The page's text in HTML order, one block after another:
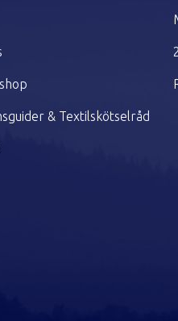
& Textilskötselråd